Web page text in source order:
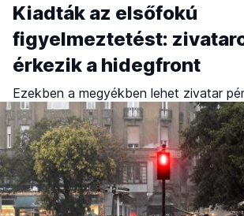
Kiadták az elsőfokú
figyelmeztetést:
érkezik a hidegfront
Ezekben a megyékben lehet zivatar